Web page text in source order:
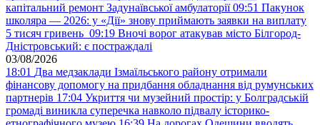
капітальний ремонт Задунаївської амбулаторії 09:51 Пакунок
школяра — 2026: у «Дії» знову приймають заявки на виплату
5 тисяч гривень 09:19 Вночі ворог атакував місто Білгород-
Дністровський: є постраждалі
03/08/2026
18:01 Два медзаклади Ізмаїльського району отримали
фінансову допомогу на придбання обладнання від румунських
партнерів 17:04 Укриття чи музейний простір: у Болградській
громаді виникла суперечка навколо підвалу історико-